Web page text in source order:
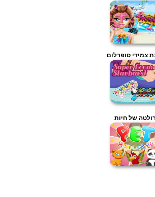
צמידי סופרלום
רולטה של חיות